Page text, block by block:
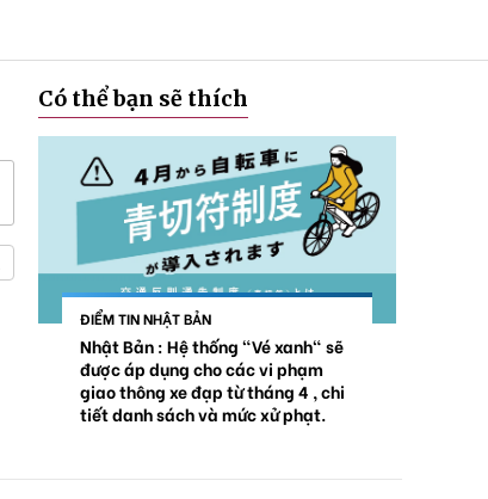
Có thể bạn sẽ thích
ĐIỂM TIN NHẬT BẢN
Nhật Bản : Hệ thống "Vé xanh" sẽ
được áp dụng cho các vi phạm
giao thông xe đạp từ tháng 4 , chi
tiết danh sách và mức xử phạt.